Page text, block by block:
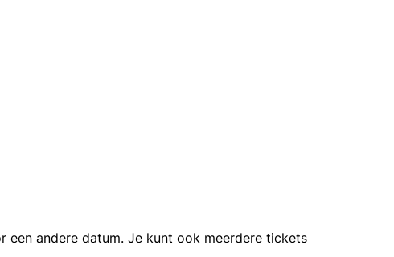
andere datum. Je kunt ook meerdere tickets